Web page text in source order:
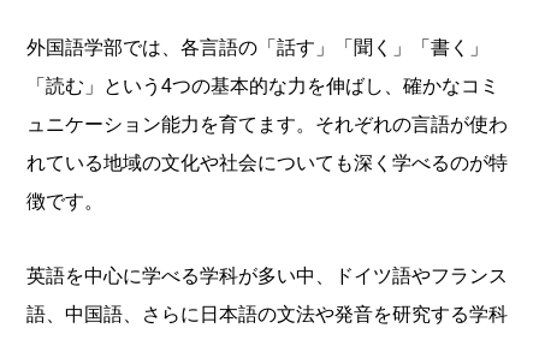
外国語学部では、各言語の「話す」「聞く」「書く」
「読む」という4つの基本的な力を伸ばし、確かなコミ
ュニケーション能力を育てます。それぞれの言語が使わ
れている地域の文化や社会についても深く学べるのが特
徴です。
英語を中心に学べる学科が多い中、ドイツ語やフランス
語、中国語、さらに日本語の文法や発音を研究する学科